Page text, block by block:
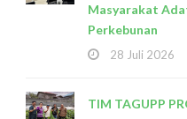
Masyarakat
Perkebunan
28 Juli 2026
TIM TAGUPP